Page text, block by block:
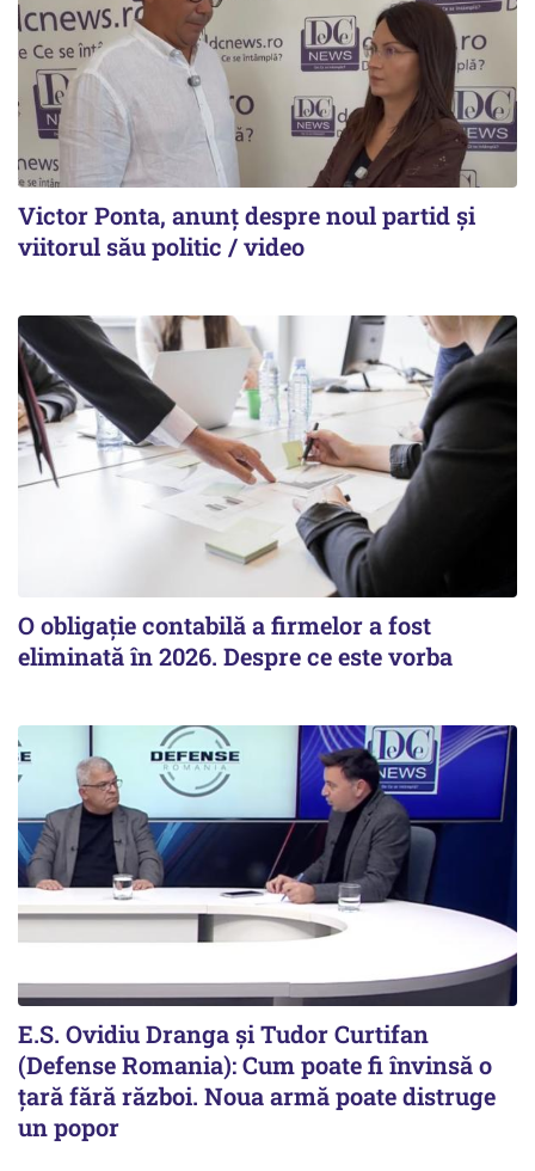
Victor Ponta, anunț despre noul partid și
viitorul său politic / video
O obligație contabilă a firmelor a fost
eliminată în 2026. Despre ce este vorba
E.S. Ovidiu Dranga și Tudor Curtifan
(Defense Romania): Cum poate fi învinsă o
țară fără război. Noua armă poate distruge
un popor